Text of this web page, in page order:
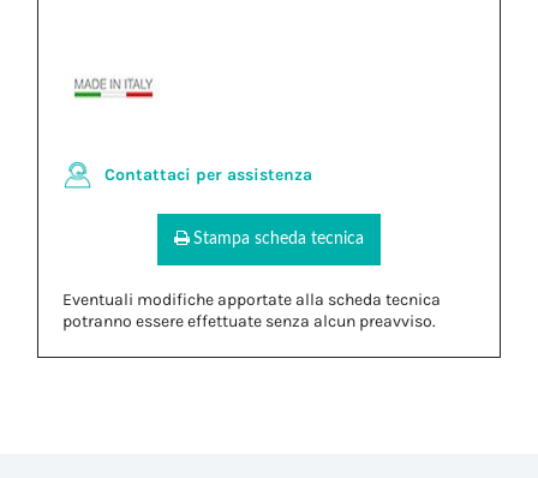
Contattaci per assistenza
Stampa scheda tecnica
Eventuali modifiche apportate alla scheda tecnica
potranno essere effettuate senza alcun preavviso.